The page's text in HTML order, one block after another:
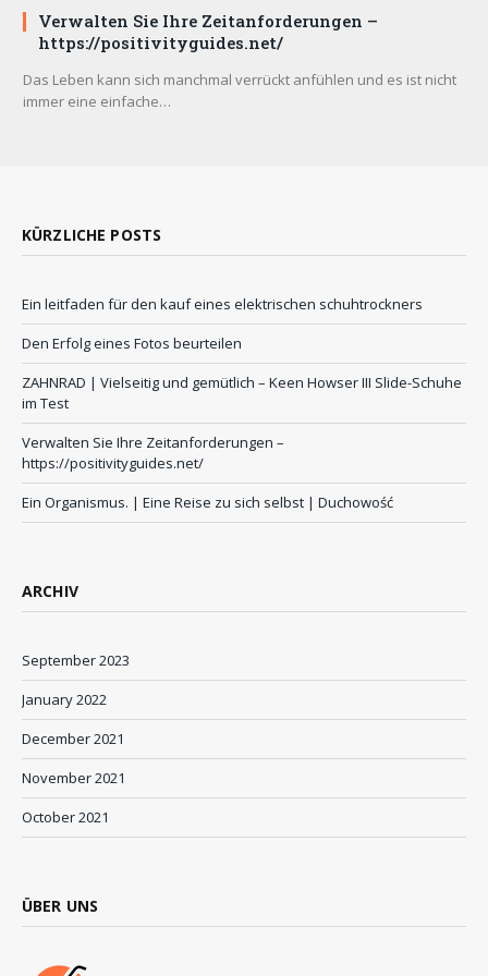
Verwalten Sie Ihre Zeitanforderungen –
https://positivityguides.net/
Das Leben kann sich manchmal verrückt anfühlen und es ist nicht
immer eine einfache…
KÜRZLICHE POSTS
Ein leitfaden für den kauf eines elektrischen schuhtrockners
Den Erfolg eines Fotos beurteilen
ZAHNRAD ​​| Vielseitig und gemütlich – Keen Howser III Slide-Schuhe
im Test
Verwalten Sie Ihre Zeitanforderungen –
https://positivityguides.net/
Ein Organismus. | Eine Reise zu sich selbst | Duchowość
ARCHIV
September 2023
January 2022
December 2021
November 2021
October 2021
ÜBER UNS